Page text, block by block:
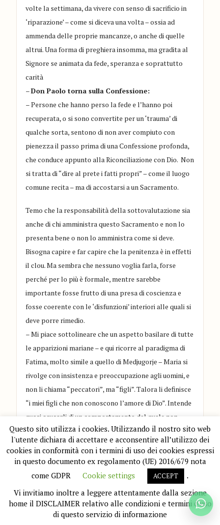
volte la settimana, da vivere con senso di sacrificio in
‘riparazione’ – come si diceva una volta – ossia ad
ammenda delle proprie mancanze, o anche di quelle
altrui. Una forma di preghiera insomma, ma gradita al
Signore se animata da fede, speranza e soprattutto
carità
–Don Paolo torna sulla Confessione:
– Persone che hanno perso la fede e l’hanno poi
recuperata, o si sono convertite per un ‘trauma’ di
qualche sorta, sentono di non aver compiuto con
pienezza il passo prima di una Confessione profonda,
che conduce appunto alla Riconciliazione con Dio. Non
si tratta di “dire al prete i fatti propri” – come il luogo
comune recita – ma di accostarsi a un Sacramento.
Temo che la responsabilità della sottovalutazione sia
anche di chi amministra questo Sacramento e non lo
presenta bene o non lo amministra come si deve.
Bisogna capire e far capire che la penitenza è in effetti
il clou. Ma sembra che nessuno voglia farla, forse
perché per lo più è formale, mentre sarebbe
importante fosse frutto di una presa di coscienza e
fosse coerente con le ‘disfunzioni’ interiori alle quali si
deve porre rimedio.
– Mi piace sottolineare che un aspetto basilare di tutte
le apparizioni mariane – e qui ricorre al paradigma di
Fatima, molto simile a quello di Medjugorje – Maria si
rivolge con insistenza e preoccupazione agli uomini, e
non li chiama “peccatori”, ma “figli”. Talora li definisce
“i miei figli che non conoscono l’amore di Dio”. Intende
quasi scusarli di un comportamento del quale non
sono consapevoli.
E Don Paolo poi ritorna su “se sapeste quanto vi amo
piangereste di gioia”, osservando: il Cristianesimo è
religione della gioia: il Vangelo Giovanni in quello che è
definito il discorso sacerdotale o anche il discorso
dell’addio (capp. XIII-XVII) mette in evidenza questo
aspetto profondamente umano di Gesù: Egli sente il
Questo sito utilizza i cookies. Utilizzando il nostro sito web
l'utente dichiara di accettare e acconsentire all’utilizzo dei
cookies in conformità con i termini di uso dei cookies espressi
in questo documento ex regolamento (UE) 2016/679 nota
come GDPR
Cookie settings ACCEPT
.
Vi invitiamo inoltre a leggere attentamente dalla sezione
home il DISCLAIMER relativo alle condizioni e termini d'uso
di questo servizio di informazione